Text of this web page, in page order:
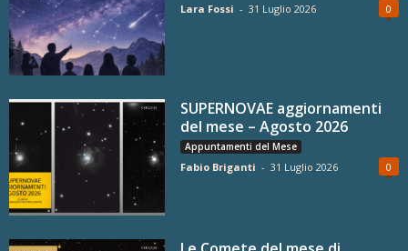
Lara Fossi - 31 Luglio 2026 0
SUPERNOVAE aggiornamenti
del mese – Agosto 2026
Appuntamenti del Mese
Fabio Briganti - 31 Luglio 2026 0